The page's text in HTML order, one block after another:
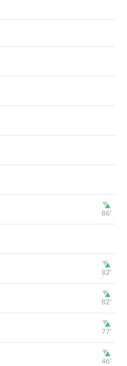
86‎’‎
82‎’‎
82‎’‎
77‎’‎
46‎’‎